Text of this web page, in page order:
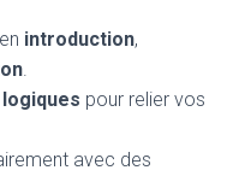
introduction,
.
pour relier vos
avec des